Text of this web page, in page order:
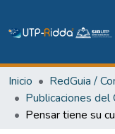
Inicio